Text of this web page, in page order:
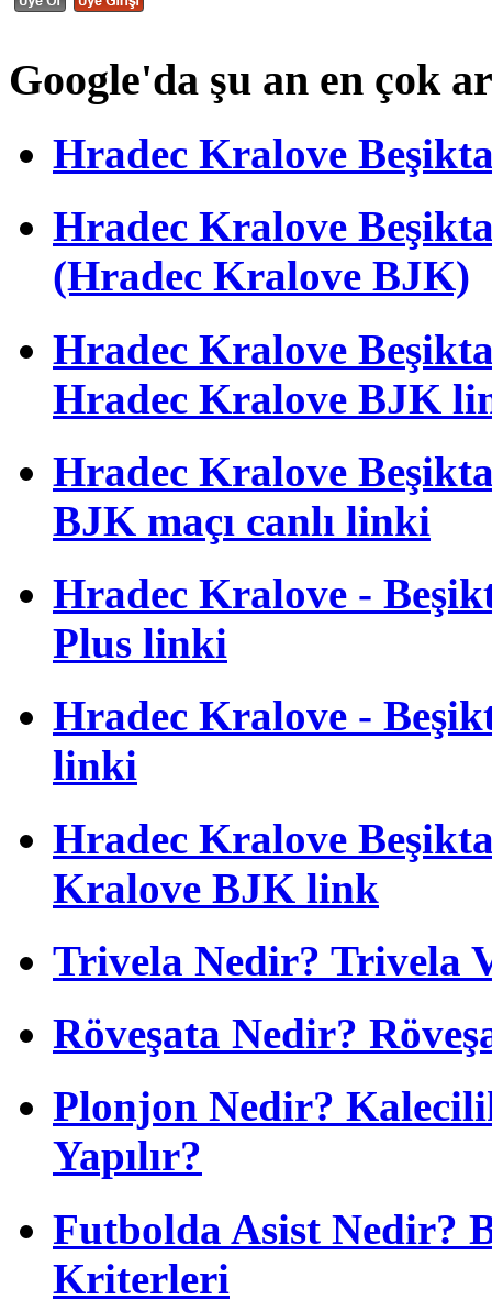
Google'da şu an en çok
Hradec Kralove
Hradec Kralove
(Hradec Kralove BJK)
Hradec Kralove
Hradec Kralove BJK
Hradec Kralove
BJK maçı canlı linki
Hradec Kralove -
Plus linki
Hradec Kralove -
linki
Hradec Kralove
Kralove BJK link
Trivela Nedir? Trivela
Röveşata Nedir?
Plonjon Nedir?
Yapılır?
Futbolda Asist Nedir?
Kriterleri